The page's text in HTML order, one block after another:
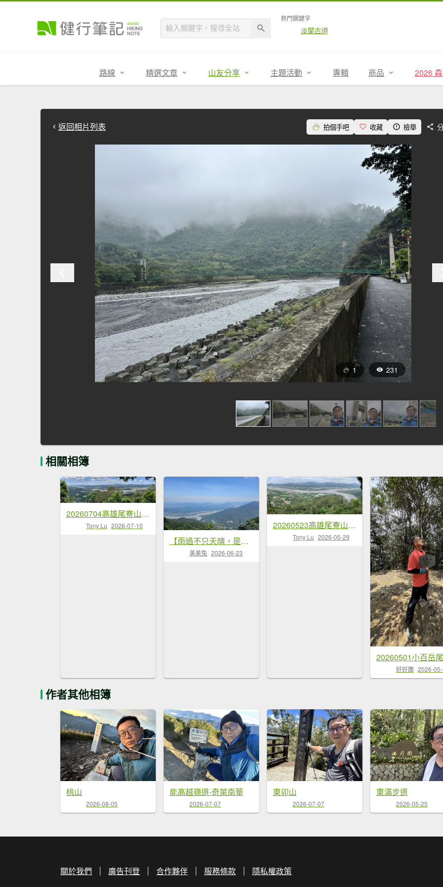
熱門關鍵字
淡蘭古道
路線 精選文章 山友分享 主題活動 專輯 商品 2026
返回相片列表 拍個手吧 收藏 檢舉
1 231
相關相簿
20260704高雄尾寮山-尾寮山西北峰(第26刷)
Tony Lu 2026-07-10
【雨過不只天晴，是悶熱到爆啊！😵😵‍💫】第22次下尾寮山。
美美兔 2026-06-23
20260523高雄尾寮山連峰(第25刷)
Tony Lu 2026-05-29
20260501小百岳
好好團 2026-
作者其他相簿
桃山
2026-08-05
能高越嶺道-奇萊南華
2026-07-07
東卯山
2026-07-07
東滿步道
2026-05-25
關於我們 廣告刊登 合作夥伴 服務條款 隱私權政策